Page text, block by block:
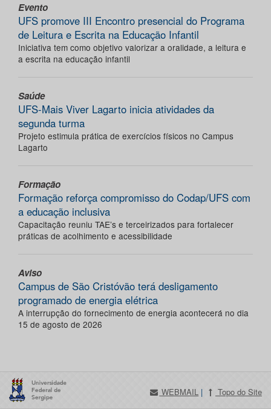
Evento
UFS promove III Encontro presencial do Programa
de Leitura e Escrita na Educação Infantil
Iniciativa tem como objetivo valorizar a oralidade, a leitura e
a escrita na educação infantil
Saúde
UFS-Mais Viver Lagarto inicia atividades da
segunda turma
Projeto estimula prática de exercícios físicos no Campus
Lagarto
Formação
Formação reforça compromisso do Codap/UFS com
a educação inclusiva
Capacitação reuniu TAE’s e terceirizados para fortalecer
práticas de acolhimento e acessibilidade
Aviso
Campus de São Cristóvão terá desligamento
programado de energia elétrica
A interrupção do fornecimento de energia acontecerá no dia
15 de agosto de 2026
WEBMAIL | Topo do Site